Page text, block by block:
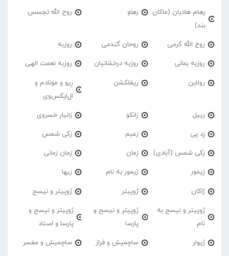
رهام هادیان (ماکان
بند)
رهاو روح الله تجسس
روح الله کرمی روحان گندمی روزبه
روزبه بمانی روزبه درخشانیان روزبه نعمت الهی
رولاین ریفلکشن
رِیو و مونادم و
ال‌ایکس‌وی
رییل زانکو زانیار خسروی
زِد پی زعیم زکی شمس
زکی شمس (آبادی) زمان زمان زمانی
زیمور زیمور به نام زیها
ژاکان ژوپیتر ژوپیتر و نیسح
ژوپیتر و نیسح به
نام
ژوپیتر و نیسح و
پارسا
ژوپیتر و نیسح و
پارسا و استاد
ژیوار ساچمیش و فراز ساچمیش و مفسر